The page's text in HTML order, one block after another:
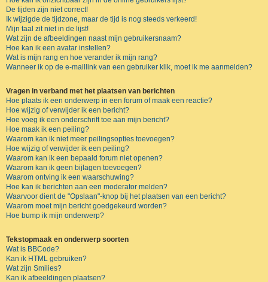
De tijden zijn niet correct!
Ik wijzigde de tijdzone, maar de tijd is nog steeds verkeerd!
Mijn taal zit niet in de lijst!
Wat zijn de afbeeldingen naast mijn gebruikersnaam?
Hoe kan ik een avatar instellen?
Wat is mijn rang en hoe verander ik mijn rang?
Wanneer ik op de e-maillink van een gebruiker klik, moet ik me aanmelden?
Vragen in verband met het plaatsen van berichten
Hoe plaats ik een onderwerp in een forum of maak een reactie?
Hoe wijzig of verwijder ik een bericht?
Hoe voeg ik een onderschrift toe aan mijn bericht?
Hoe maak ik een peiling?
Waarom kan ik niet meer peilingsopties toevoegen?
Hoe wijzig of verwijder ik een peiling?
Waarom kan ik een bepaald forum niet openen?
Waarom kan ik geen bijlagen toevoegen?
Waarom ontving ik een waarschuwing?
Hoe kan ik berichten aan een moderator melden?
Waarvoor dient de "Opslaan"-knop bij het plaatsen van een bericht?
Waarom moet mijn bericht goedgekeurd worden?
Hoe bump ik mijn onderwerp?
Tekstopmaak en onderwerp soorten
Wat is BBCode?
Kan ik HTML gebruiken?
Wat zijn Smilies?
Kan ik afbeeldingen plaatsen?